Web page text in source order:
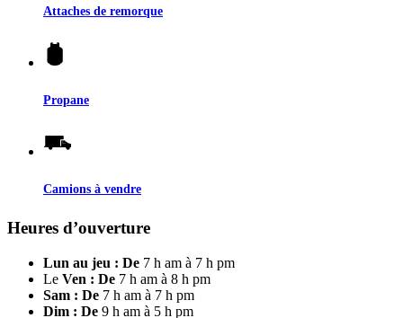
Attaches de remorque
Propane
Camions à vendre
Heures d’ouverture
Lun au jeu : De 7 h am à 7 h pm
Le Ven : De 7 h am à 8 h pm
Sam : De 7 h am à 7 h pm
Dim : De 9 h am à 5 h pm